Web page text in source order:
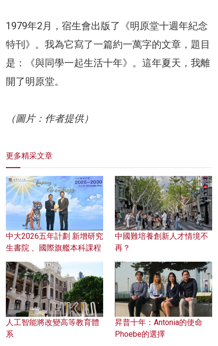
1979年2月，宿生會出版了《明原堂十週年紀念
特刊》。我為它寫了一篇約一萬字的文章，題目
是：《與同學一起生活十年》。這年夏天，我離
開了明原堂。
（圖片：作者提供）
更多精采文章
中大2026五年計劃 新增研究
生書院 、國際旗艦本科課程
中國難培養創新人才情境不
再？
人工智能將改變高等教育體
系
昇普十年：Antonia的使命
Phoebe的選擇